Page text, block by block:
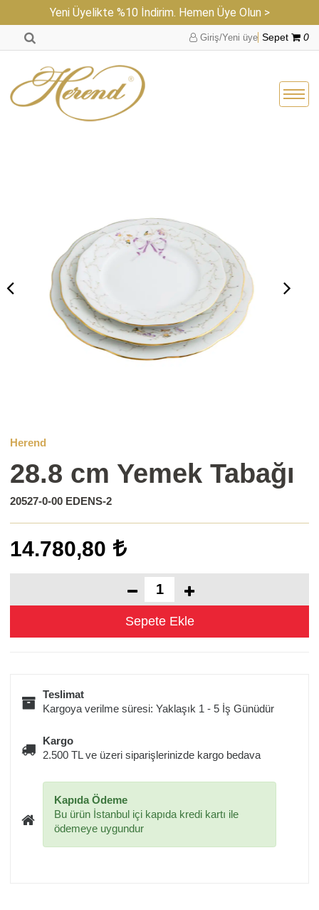
Yeni Üyelikte %10 İndirim. Hemen Üye Olun >
Giriş/Yeni üye Sepet 0
Herend
28.8 cm Yemek Tabağı
20527-0-00 EDENS-2
14.780,80
Teslimat
Kargoya verilme süresi: Yaklaşık 1 - 5 İş Günüdür
Kargo
2.500 TL ve üzeri siparişlerinizde kargo bedava
Kapıda Ödeme
Bu ürün İstanbul içi kapıda kredi kartı ile
ödemeye uygundur